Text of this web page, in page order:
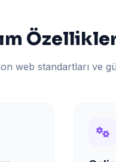
web standartları ve